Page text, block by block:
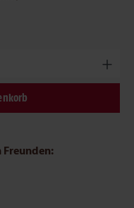
Wert ein oder benutze
Freunden: